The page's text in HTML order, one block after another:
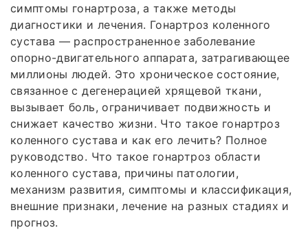
симптомы гонартроза, а также методы
диагностики и лечения. Гонартроз коленного
сустава — распространенное заболевание
опорно-двигательного аппарата, затрагивающее
миллионы людей. Это хроническое состояние,
связанное с дегенерацией хрящевой ткани,
вызывает боль, ограничивает подвижность и
снижает качество жизни. Что такое гонартроз
коленного сустава и как его лечить? Полное
руководство. Что такое гонартроз области
коленного сустава, причины патологии,
механизм развития, симптомы и классификация,
внешние признаки, лечение на разных стадиях и
прогноз.